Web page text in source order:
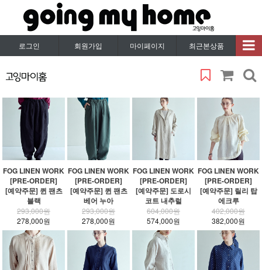
로그인 회원가입 마이페이지 최근본상품
FOG LINEN WORK
[PRE-ORDER]
[예약주문] 퀸 팬츠
블랙
293,000원
278,000원
FOG LINEN WORK
[PRE-ORDER]
[예약주문] 퀸 팬츠
베어 누아
293,000원
278,000원
FOG LINEN WORK
[PRE-ORDER]
[예약주문] 도로시
코트 내추럴
604,000원
574,000원
FOG LINEN WORK
[PRE-ORDER]
[예약주문] 릴리 탑
에크루
402,000원
382,000원